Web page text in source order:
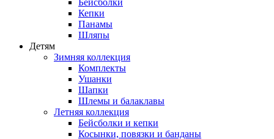
Бейсболки
Кепки
Панамы
Шляпы
Детям
Зимняя коллекция
Комплекты
Ушанки
Шапки
Шлемы и балаклавы
Летняя коллекция
Бейсболки и кепки
Косынки, повязки и банданы